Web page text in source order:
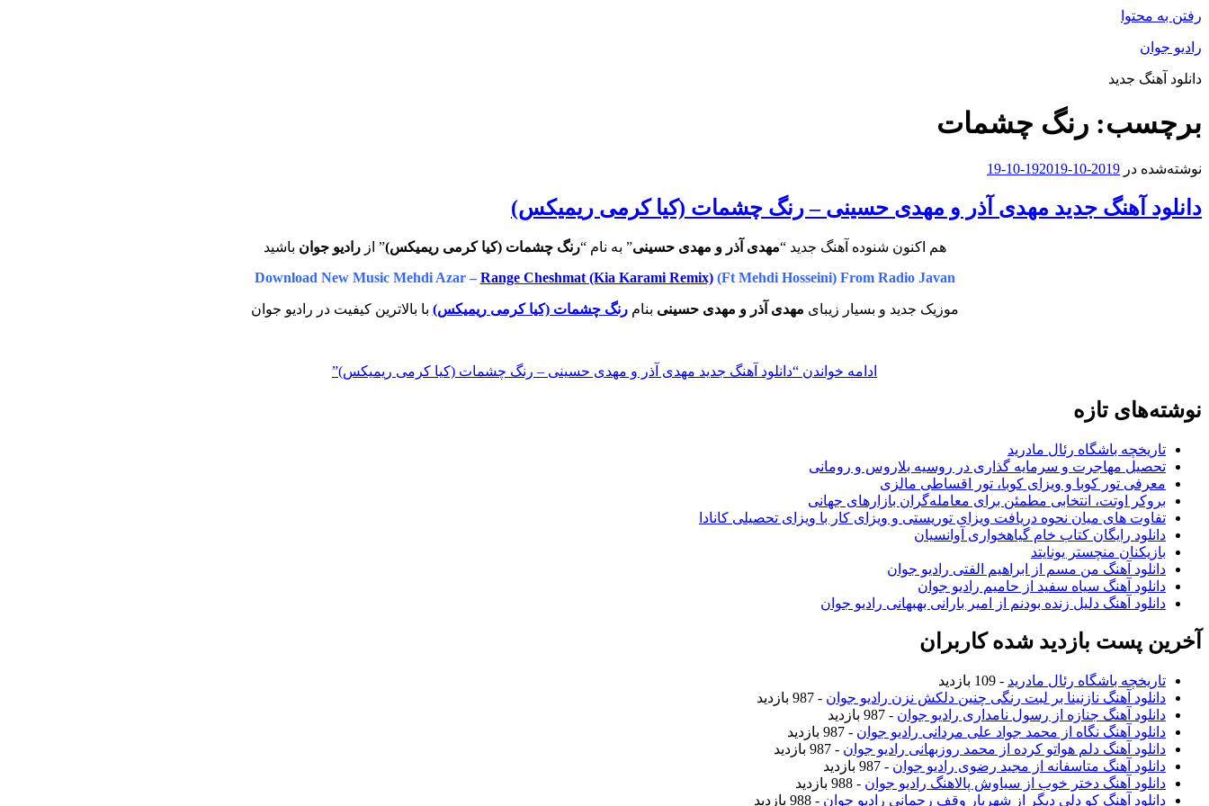
رفتن به محتوا
رادیو جوان
دانلود آهنگ جدید
برچسب: رنگ چشمات
نوشته‌شده در 2019-10-19
2019-10-19
دانلود آهنگ جدید مهدی آذر و مهدی حسینی – رنگ چشمات (کیا کرمی ریمیکس)
هم اکنون شنوده آهنگ جدید “مهدی آذر و مهدی حسینی” به نام “رنگ چشمات (کیا کرمی ریمیکس)” ازرادیو جوان باشید
Download New Music Mehdi Azar – Range Cheshmat (Kia Karami Remix)(Ft Mehdi Hosseini) From Radio Javan
موزیک جدید و بسیار زیبای مهدی آذر و مهدی حسینی بنامرنگ چشمات (کیا کرمی ریمیکس) با بالاترین کیفیت در رادیو جوان
ادامه خواندن “دانلود آهنگ جدید مهدی آذر و مهدی حسینی – رنگ چشمات (کیا کرمی ریمیکس)”
نوشته‌های تازه
تاریخچه باشگاه رئال مادرید
تحصیل مهاجرت و سرمایه گذاری در روسیه بلاروس و رومانی
معرفی تور کوبا و ویزای کوبا، تور اقساطی مالزی
بروکر اوتت، انتخابی مطمئن برای معامله‌گران بازارهای جهانی
تفاوت های میان نحوه دریافت ویزای توریستی و ویزای کار با ویزای تحصیلی کانادا
دانلود رایگان کتاب خام گیاهخواری آوانسیان
بازیکنان منچستر یونایتد
دانلود آهنگ من مسم از ابراهیم الفتی رادیو جوان
دانلود آهنگ سیاه سفید از حامیم رادیو جوان
دانلود آهنگ دلیل زنده بودنم از امیر بارانی بهبهانی رادیو جوان
آخرین پست بازدید شده کاربران
تاریخچه باشگاه رئال مادرید - 109 بازدید
دانلود آهنگ نازنینا بر لبت رنگی چنین دلکش نزن رادیو جوان - 987 بازدید
دانلود آهنگ جنازه از رسول نامداری رادیو جوان - 987 بازدید
دانلود آهنگ نگاه از محمد جواد علی مردانی رادیو جوان - 987 بازدید
دانلود آهنگ دلم هواتو کرده از محمد روزبهانی رادیو جوان - 987 بازدید
دانلود آهنگ متاسفانه از مجید رضوی رادیو جوان - 987 بازدید
دانلود آهنگ دختر خوب از سیاوش پالاهنگ رادیو جوان - 988 بازدید
دانلود آهنگ کو دلی دیگر از شهریار وقف رحمانی رادیو جوان - 988 بازدید